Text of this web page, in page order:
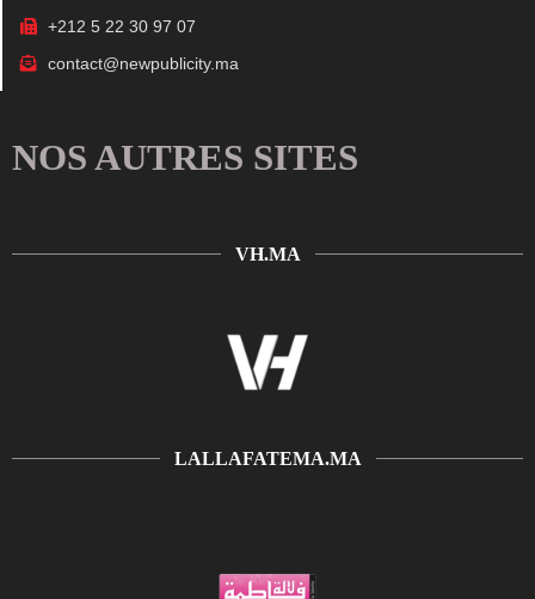
+212 5 22 30 97 07
contact@newpublicity.ma
NOS AUTRES SITES
VH.MA
LALLAFATEMA.MA